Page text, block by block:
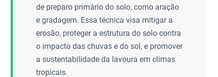
de preparo primário do solo, como aração
e gradagem. Essa técnica visa mitigar a
erosão, proteger a estrutura do solo contra
o impacto das chuvas e do sol, e promover
a sustentabilidade da lavoura em climas
tropicais.